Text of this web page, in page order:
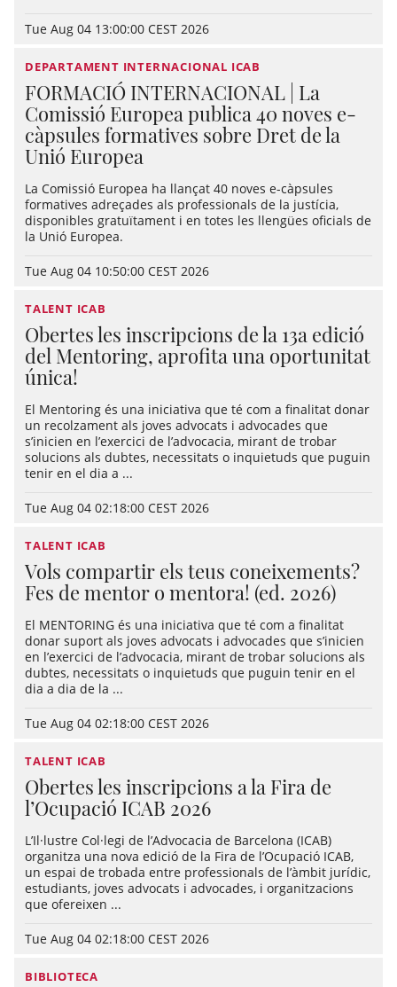
Tue Aug 04 13:00:00 CEST 2026
DEPARTAMENT INTERNACIONAL ICAB
FORMACIÓ INTERNACIONAL | La
Comissió Europea publica 40 noves e-
càpsules formatives sobre Dret de la
Unió Europea
La Comissió Europea ha llançat 40 noves e-càpsules
formatives adreçades als professionals de la justícia,
disponibles gratuïtament i en totes les llengües oficials de
la Unió Europea.
Tue Aug 04 10:50:00 CEST 2026
TALENT ICAB
Obertes les inscripcions de la 13a edició
del Mentoring, aprofita una oportunitat
única!
El Mentoring és una iniciativa que té com a finalitat donar
un recolzament als joves advocats i advocades que
s’inicien en l’exercici de l’advocacia, mirant de trobar
solucions als dubtes, necessitats o inquietuds que puguin
tenir en el dia a ...
Tue Aug 04 02:18:00 CEST 2026
TALENT ICAB
Vols compartir els teus coneixements?
Fes de mentor o mentora! (ed. 2026)
El MENTORING és una iniciativa que té com a finalitat
donar suport als joves advocats i advocades que s’inicien
en l’exercici de l’advocacia, mirant de trobar solucions als
dubtes, necessitats o inquietuds que puguin tenir en el
dia a dia de la ...
Tue Aug 04 02:18:00 CEST 2026
TALENT ICAB
Obertes les inscripcions a la Fira de
l’Ocupació ICAB 2026
L’Il·lustre Col·legi de l’Advocacia de Barcelona (ICAB)
organitza una nova edició de la Fira de l’Ocupació ICAB,
un espai de trobada entre professionals de l’àmbit jurídic,
estudiants, joves advocats i advocades, i organitzacions
que ofereixen ...
Tue Aug 04 02:18:00 CEST 2026
BIBLIOTECA